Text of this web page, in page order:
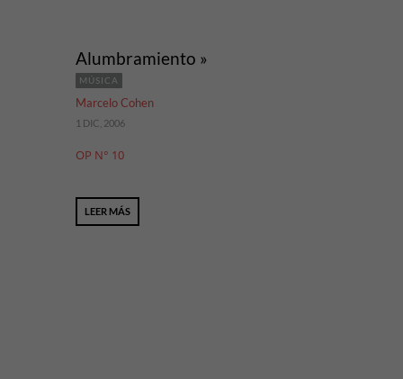
Alumbramiento »
MÚSICA
Marcelo Cohen
1 DIC, 2006
OP N° 10
LEER MÁS